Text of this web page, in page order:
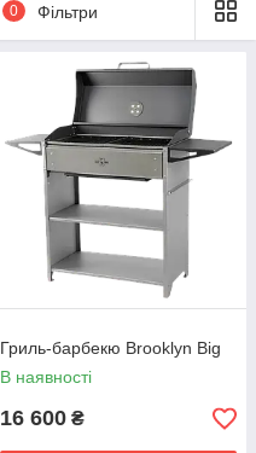
0 Фільтри
Гриль-барбекю Brooklyn Big
В наявності
16 600 ₴